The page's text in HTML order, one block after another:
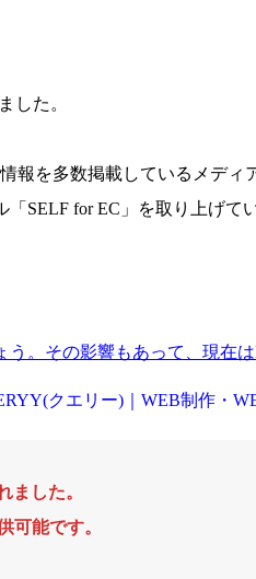
した。
報を多数掲載しているメディ
SELF for EC」を取り上げて
。その影響もあって、現在
クエリー)｜WEB制作・
ました。
能です。